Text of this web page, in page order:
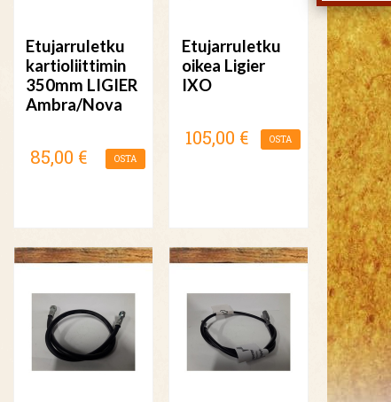
Etujarruletku
kartioliittimin
350mm LIGIER
Ambra/Nova
85,00 € OSTA
Etujarruletku
oikea Ligier
IXO
105,00 € OSTA